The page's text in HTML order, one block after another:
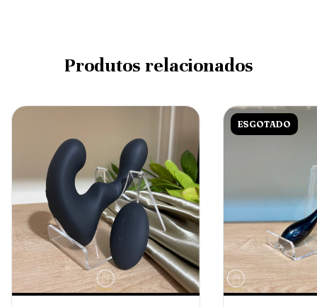
Produtos relacionados
ESGOTADO